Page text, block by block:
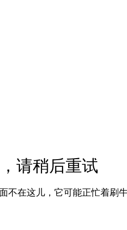
请稍后重试
不在这儿，它可能正忙着刷